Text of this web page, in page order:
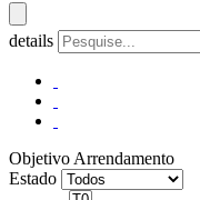
details
Objetivo Arrendamento
Estado